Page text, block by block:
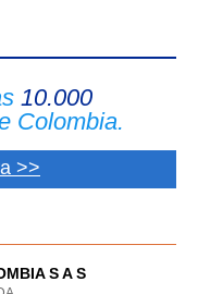
10.000
Colombia.
>>
S A S